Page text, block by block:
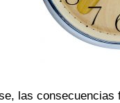
las consecuencias